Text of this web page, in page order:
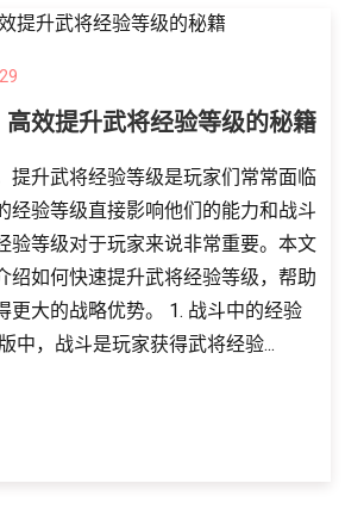
效提升武将经验等级的秘籍
提升武将经验等级是玩家们常常面临
经验等级直接影响他们的能力和战斗
验等级对于玩家来说非常重要。本文
绍如何快速提升武将经验等级，帮助
更大的战略优势。 1. 战斗中的经验
中，战斗是玩家获得武将经验...